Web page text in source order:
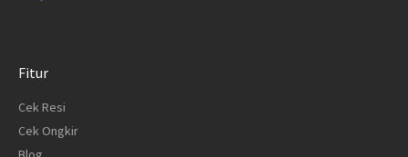
Fitur
Cek Resi
Cek Ongkir